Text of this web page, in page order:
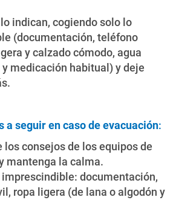
indican, cogiendo solo lo
(documentación, teléfono
y calzado cómodo, agua
medicación habitual) y deje
a seguir en caso de evacuación:
los consejos de los equipos de
mantenga la calma.
documentación,
ropa ligera (de lana o algodón y